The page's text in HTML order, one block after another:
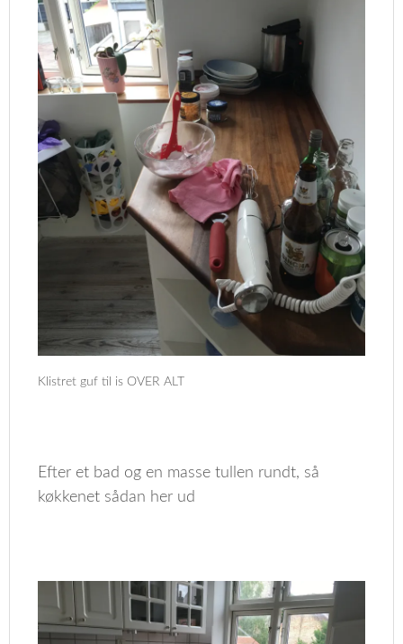
Klistret guf til is OVER ALT
Efter et bad og en masse tullen rundt, så
køkkenet sådan her ud